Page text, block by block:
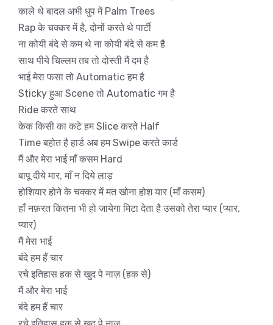
काले थे बादल अभी धुप में Palm Trees
Rap के चक्कर में है, दोनों करते थे पार्टी
ना कोयी बंदे से कम थे ना कोयी बंदे से कम है
साथ पीये चिल्लम तब तो दोस्ती मैं दम है
भाई मेरा फसा तो Automatic हम है
Sticky हुआ Scene तो Automatic गम है
Ride करते साथ
केक किसी का कटे हम Slice करते Half
Time बहोत है हार्ड अब हम Swipe करते कार्ड
मैं और मेरा भाई माँ कसम Hard
बापू दीये मार, माँ न दिये लाड़
होशियार होने के चक्कर में मत खोना होश यार (माँ कसम)
हाँ नफ़रत कितना भी हो जायेगा मिटा देता है उसको तेरा प्यार (प्यार,
प्यार)
मैं मेरा भाई
बंदे हम हैं चार
रचे इतिहास हक से खुद पे नाज़ (हक से)
मैं और मेरा भाई
बंदे हम हैं चार